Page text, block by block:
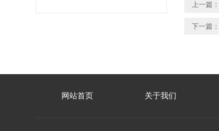
上一篇：
下一篇：
网站首页 关于我们